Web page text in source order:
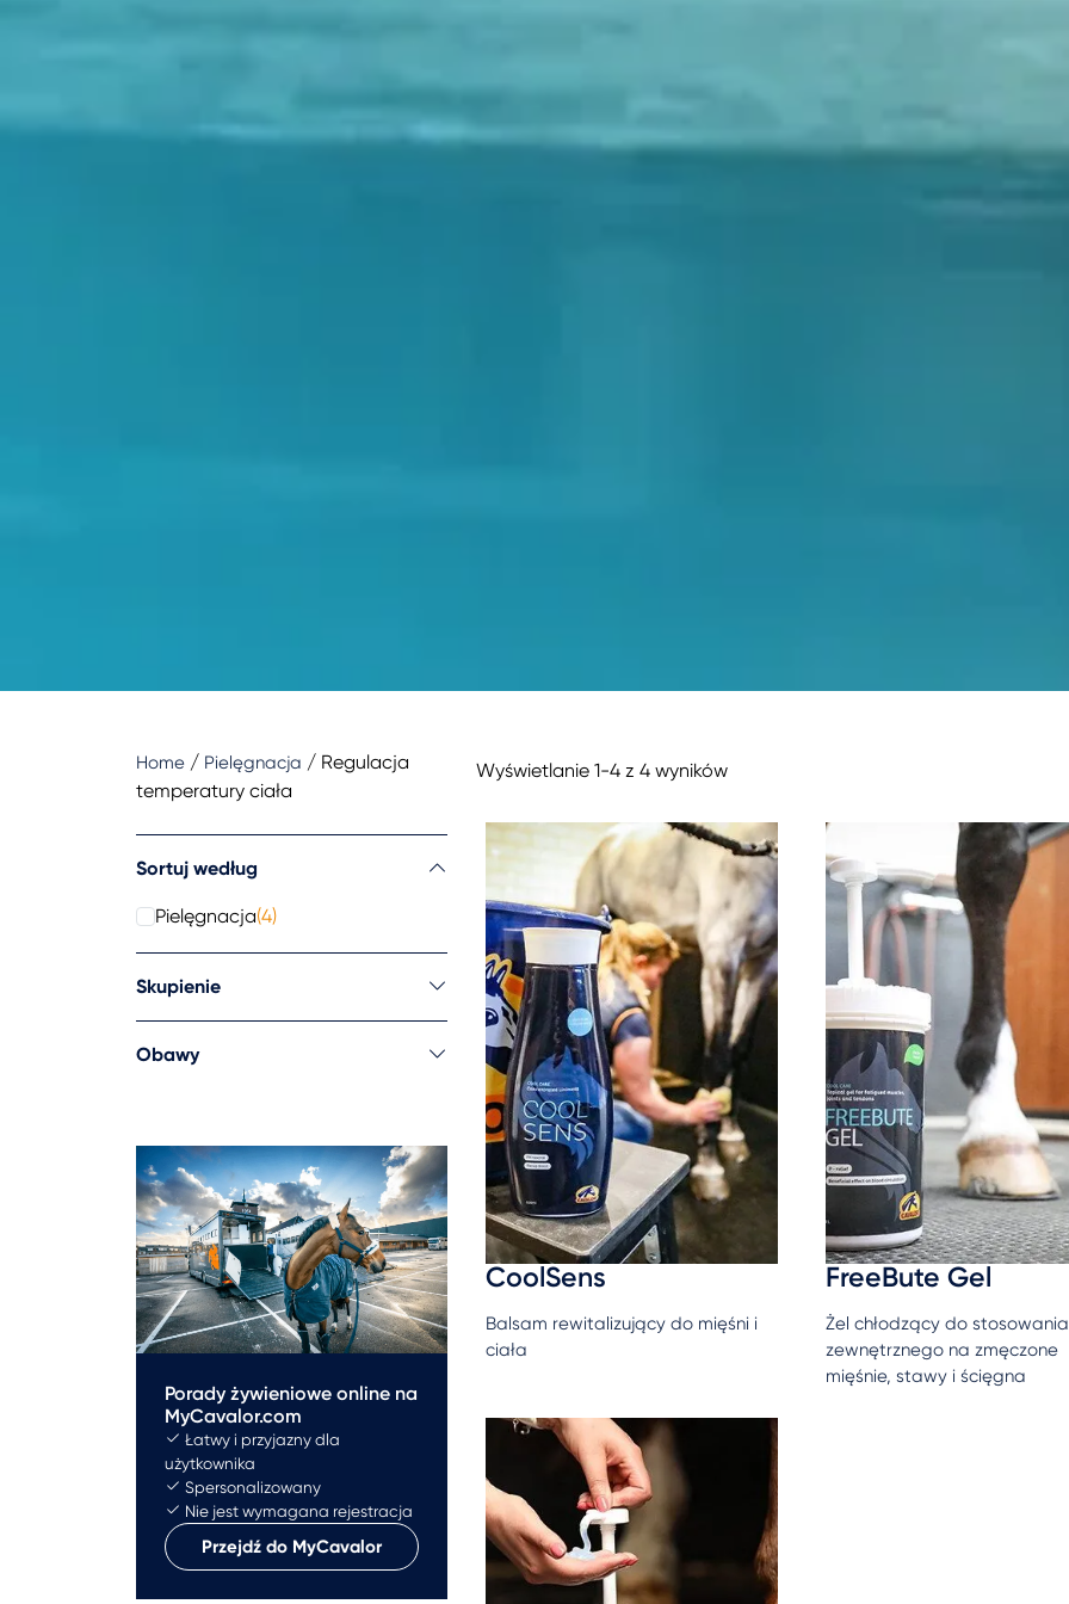
Home / Pielęgnacja / Regulacja
temperatury ciała
Sortuj według
Pielęgnacja(4)
Skupienie
Obawy
Porady żywieniowe online na
MyCavalor.com
Łatwy i przyjazny dla
użytkownika
Spersonalizowany
Nie jest wymagana rejestracja
Przejdź do MyCavalor
Wyświetlanie 1-4 z 4 wyników
CoolSens
Balsam rewitalizujący do mięśni i
ciała
FreeBute Gel
Żel chłodzący do stosowania
zewnętrznego na zmęczone
mięśnie, stawy i ścięgna